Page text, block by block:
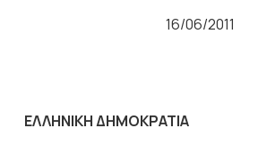
16/06/2011
ΕΛΛΗΝΙΚΗ ΔΗΜΟΚΡΑΤΙΑ